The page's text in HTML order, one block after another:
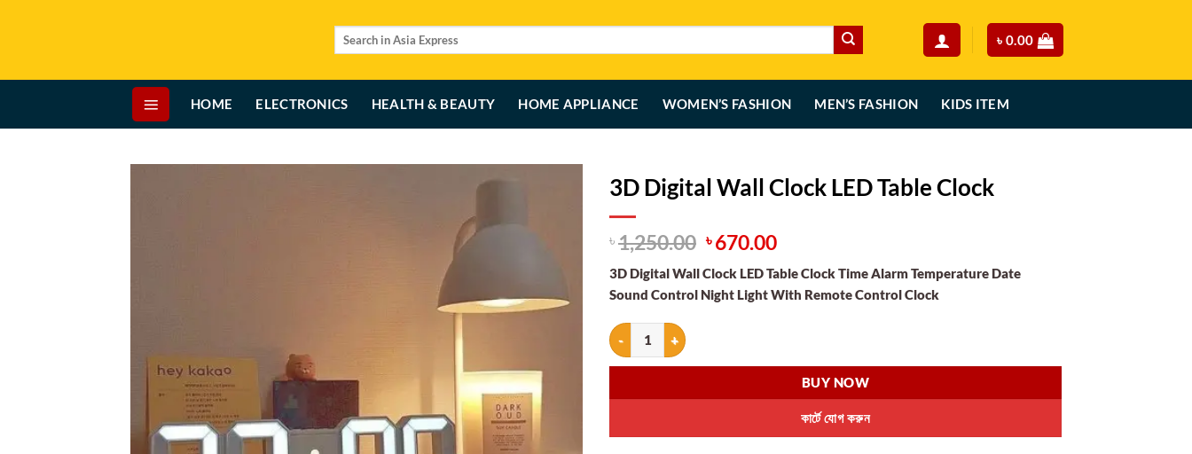
Search
for:
৳ 0.00
HOME ELECTRONICS HEALTH & BEAUTY HOME APPLIANCE WOMEN’S FASHION MEN’S FASHION KIDS ITEM
3D Digital Wall Clock LED Table Clock
৳1,250.00 Original
was:
৳ 1,250.00.
৳670.00Current
is:
৳ 670.00.
3D Digital Wall Clock LED Table Clock Time Alarm Temperature Date
Sound Control Night Light With Remote Control Clock
3D Digital Wall Clock LED Table Clock quantity
কার্টে যোগ করুন
BUY NOW